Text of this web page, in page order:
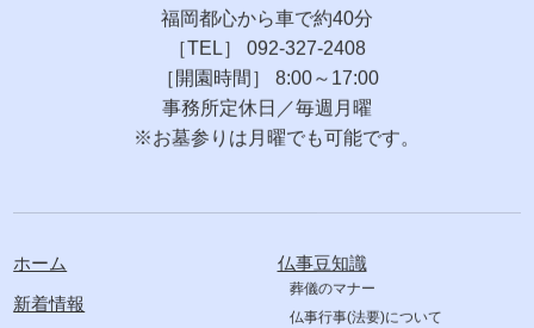
福岡都心から車で約40分
［TEL］ 092-327-2408
［開園時間］ 8:00～17:00
事務所定休日／毎週月曜
※お墓参りは月曜でも可能です。
ホーム
新着情報
仏事豆知識
葬儀のマナー
仏事行事(法要)について